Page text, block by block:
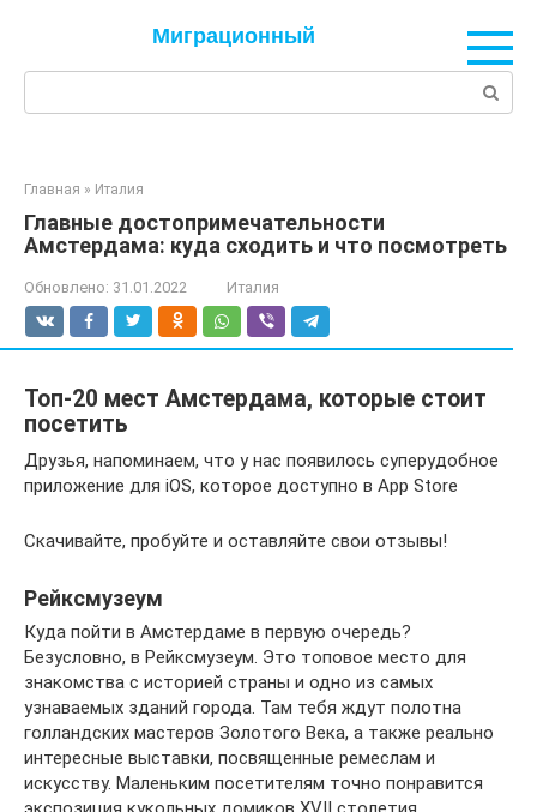
Миграционный
Главная » Италия
Главные достопримечательности
Амстердама: куда сходить и что посмотреть
Обновлено: 31.01.2022 Италия
Топ-20 мест Амстердама, которые стоит
посетить
Друзья, напоминаем, что у нас появилось суперудобное
приложение для iOS, которое доступно в App Store
Скачивайте, пробуйте и оставляйте свои отзывы!
Рейксмузеум
Куда пойти в Амстердаме в первую очередь?
Безусловно, в Рейксмузеум. Это топовое место для
знакомства с историей страны и одно из самых
узнаваемых зданий города. Там тебя ждут полотна
голландских мастеров Золотого Века, а также реально
интересные выставки, посвященные ремеслам и
искусству. Маленьким посетителям точно понравится